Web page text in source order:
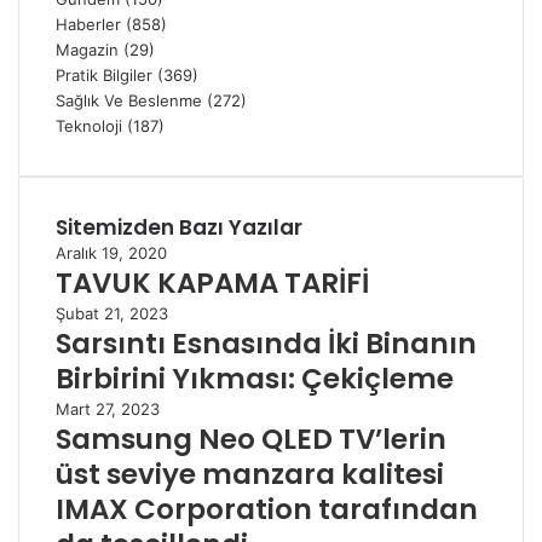
Haberler (858)
Magazin (29)
Pratik Bilgiler (369)
Sağlık Ve Beslenme (272)
Teknoloji (187)
Sitemizden Bazı Yazılar
Aralık 19, 2020
TAVUK KAPAMA TARİFİ
Şubat 21, 2023
Sarsıntı Esnasında İki Binanın
Birbirini Yıkması: Çekiçleme
Mart 27, 2023
Samsung Neo QLED TV’lerin
üst seviye manzara kalitesi
IMAX Corporation tarafından